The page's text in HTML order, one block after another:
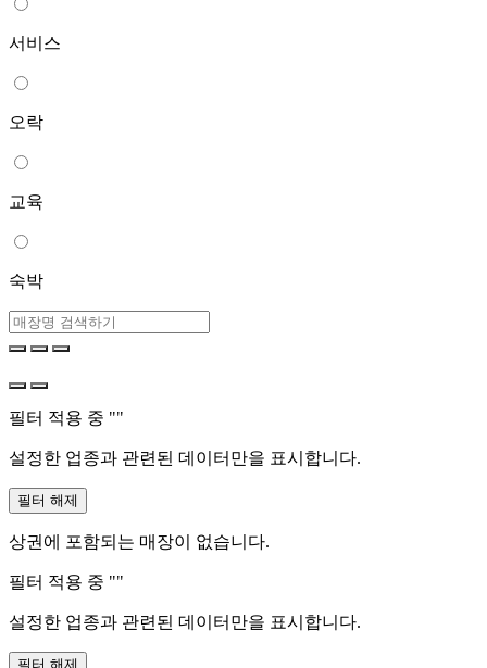
서비스
오락
교육
숙박
필터 적용 중 ""
설정한 업종과 관련된 데이터만을 표시합니다.
필터 해제
상권에 포함되는 매장이 없습니다.
필터 적용 중 ""
설정한 업종과 관련된 데이터만을 표시합니다.
필터 해제